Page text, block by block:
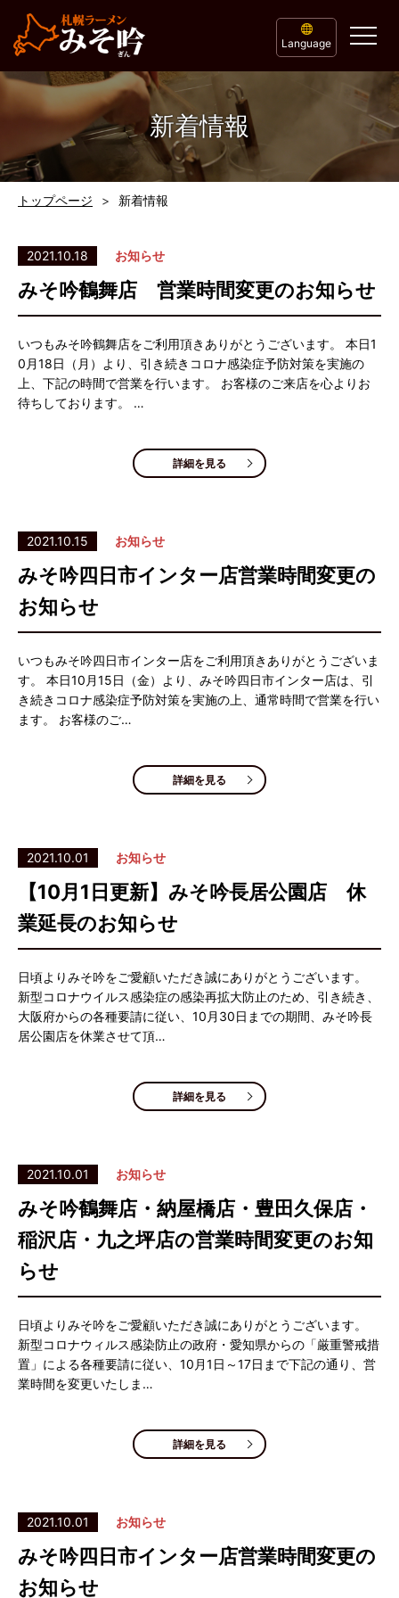
Language
新着情報
トップページ 新着情報
2021.10.18 お知らせ
みそ吟鶴舞店 営業時間変更のお知らせ
いつもみそ吟鶴舞店をご利用頂きありがとうございます。 本日1
0月18日（月）より、引き続きコロナ感染症予防対策を実施の
上、下記の時間で営業を行います。 お客様のご来店を心よりお
待ちしております。 …
詳細を見る
2021.10.15 お知らせ
みそ吟四日市インター店営業時間変更の
お知らせ
いつもみそ吟四日市インター店をご利用頂きありがとうございま
す。 本日10月15日（金）より、みそ吟四日市インター店は、引
き続きコロナ感染症予防対策を実施の上、通常時間で営業を行い
ます。 お客様のご…
詳細を見る
2021.10.01 お知らせ
【10月1日更新】みそ吟長居公園店 休
業延長のお知らせ
日頃よりみそ吟をご愛顧いただき誠にありがとうございます。
新型コロナウイルス感染症の感染再拡大防止のため、引き続き、
大阪府からの各種要請に従い、10月30日までの期間、みそ吟長
居公園店を休業させて頂…
詳細を見る
2021.10.01 お知らせ
みそ吟鶴舞店・納屋橋店・豊田久保店・
稲沢店・九之坪店の営業時間変更のお知
らせ
日頃よりみそ吟をご愛顧いただき誠にありがとうございます。
新型コロナウィルス感染防止の政府・愛知県からの「厳重警戒措
置」による各種要請に従い、10月1日～17日まで下記の通り、営
業時間を変更いたしま…
詳細を見る
2021.10.01 お知らせ
みそ吟四日市インター店営業時間変更の
お知らせ